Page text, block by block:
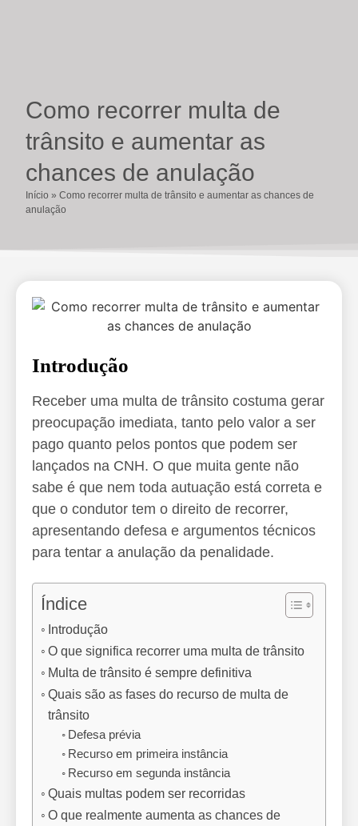
Como recorrer multa de
trânsito e aumentar as
chances de anulação
Início » Como recorrer multa de trânsito e aumentar as chances de
anulação
Introdução
Receber uma multa de trânsito costuma gerar
preocupação imediata, tanto pelo valor a ser
pago quanto pelos pontos que podem ser
lançados na CNH. O que muita gente não
sabe é que nem toda autuação está correta e
que o condutor tem o direito de recorrer,
apresentando defesa e argumentos técnicos
para tentar a anulação da penalidade.
Índice
Introdução
O que significa recorrer uma multa de trânsito
Multa de trânsito é sempre definitiva
Quais são as fases do recurso de multa de
trânsito
Defesa prévia
Recurso em primeira instância
Recurso em segunda instância
Quais multas podem ser recorridas
O que realmente aumenta as chances de